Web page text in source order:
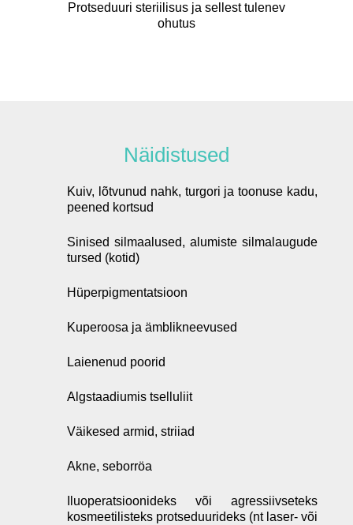
Protseduuri steriilisus ja sellest tulenev
ohutus
Näidistused
Kuiv, lõtvunud nahk, turgori ja toonuse kadu,
peened kortsud
Sinised silmaalused, alumiste silmalaugude
tursed (kotid)
Hüperpigmentatsioon
Kuperoosa ja ämblikneevused
Laienenud poorid
Algstaadiumis tselluliit
Väikesed armid, striiad
Akne, seborröa
Iluoperatsioonideks või agressiivseteks
kosmeetilisteks protseduurideks (nt laser- või